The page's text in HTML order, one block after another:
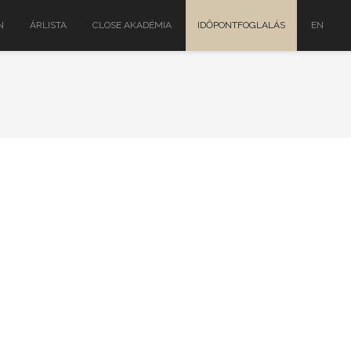
ÁRLISTA CLOSE AKADÉMIA IDŐPONTFOGLALÁS EN